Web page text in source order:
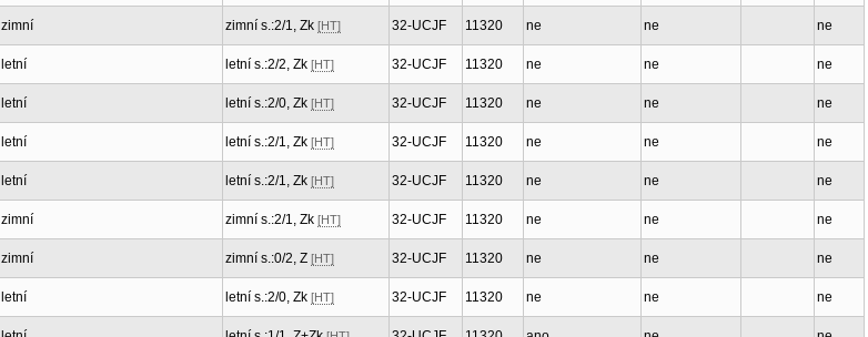
zimní zimní s.:2/1, Zk [HT] 32-UCJF 11320 ne ne ne
letní letní s.:2/2, Zk [HT] 32-UCJF 11320 ne ne ne
letní letní s.:2/0, Zk [HT] 32-UCJF 11320 ne ne ne
letní letní s.:2/1, Zk [HT] 32-UCJF 11320 ne ne ne
letní letní s.:2/1, Zk [HT] 32-UCJF 11320 ne ne ne
zimní zimní s.:2/1, Zk [HT] 32-UCJF 11320 ne ne ne
zimní zimní s.:0/2, Z [HT] 32-UCJF 11320 ne ne ne
letní letní s.:2/0, Zk [HT] 32-UCJF 11320 ne ne ne